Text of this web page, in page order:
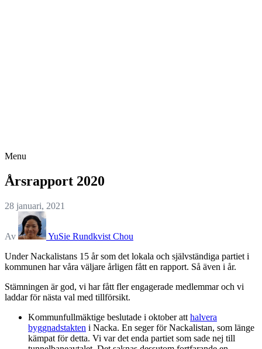
Menu
Årsrapport 2020
28 januari, 2021
Av
YuSie Rundkvist Chou
Under Nackalistans 15 år som det lokala och självständiga partiet i
kommunen har våra väljare årligen fått en rapport. Så även i år.
Stämningen är god, vi har fått fler engagerade medlemmar och vi
laddar för nästa val med tillförsikt.
Kommunfullmäktige beslutade i oktober att halvera
byggnadstakten i Nacka. En seger för Nackalistan, som länge
kämpat för detta. Vi var det enda partiet som sade nej till